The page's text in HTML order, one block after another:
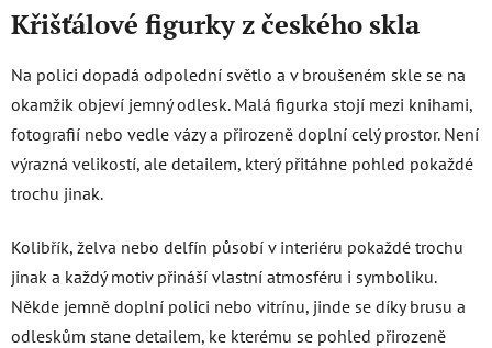
l
á
d
a
c
í
p
k
y
v
ý
p
Křišťálové figurky z českého skla
Na polici dopadá odpolední světlo a v broušeném skle se na
okamžik objeví jemný odlesk. Malá figurka stojí mezi knihami,
fotografií nebo vedle vázy a přirozeně doplní celý prostor. Není
výrazná velikostí, ale detailem, který přitáhne pohled pokaždé
trochu jinak.
Kolibřík, želva nebo delfín působí v interiéru pokaždé trochu
jinak a každý motiv přináší vlastní atmosféru i symboliku.
Někde jemně doplní polici nebo vitrínu, jinde se díky brusu a
odleskům stane detailem, ke kterému se pohled přirozeně